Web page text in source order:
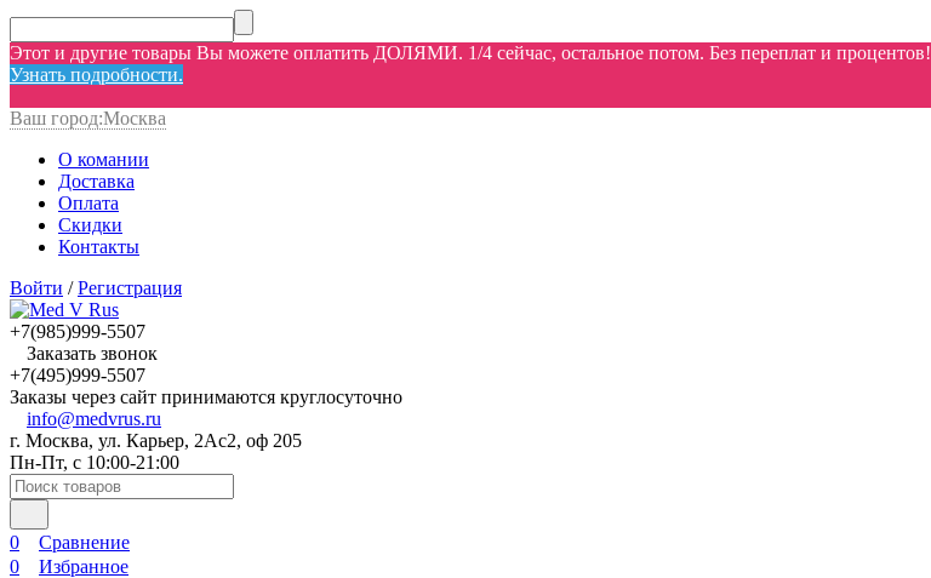
Этот и другие товары Вы можете оплатить ДОЛЯМИ. 1/4 сейчас, остальное потом. Без переплат и процентов!
Узнать подробности.
Ваш город:Москва
О комании
Доставка
Оплата
Скидки
Контакты
Войти /Регистрация
+7(985)999-5507
Заказать звонок
+7(495)999-5507
Заказы через сайт принимаются круглосуточно
info@medvrus.ru
г. Москва, ул. Карьер, 2Ас2, оф 205
Пн-Пт, с 10:00-21:00
0
Сравнение
0
Избранное